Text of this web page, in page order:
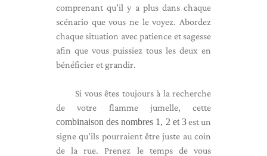
comprenant qu'il y a plus dans chaque
scénario que vous ne le voyez. Abordez
chaque situation avec patience et sagesse
afin que vous puissiez tous les deux en
bénéficier et grandir.
Si vous êtes toujours à la recherche
de votre flamme jumelle, cette
combinaison des nombres 1, 2 et 3est un
signe qu'ils pourraient être juste au coin
de la rue. Prenez le temps de vous